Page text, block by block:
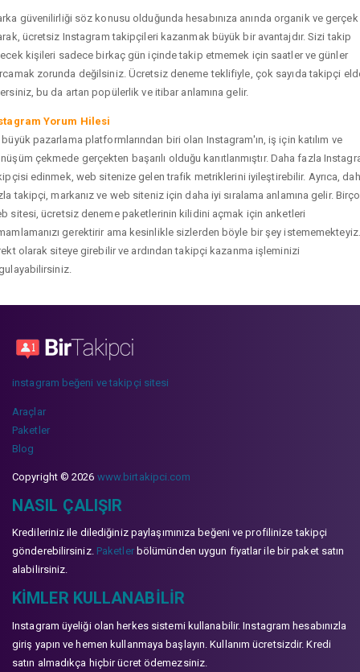
güvenilirliği söz konusu olduğunda hesabınıza anında organik ve gerçek
ücretsiz Instagram takipçileri kazanmak büyük bir avantajdır. Sizi takip
kişileri sadece birkaç gün içinde takip etmemek için saatler ve günler
zorunda değilsiniz. Ücretsiz deneme teklifiyle, çok sayıda takipçi
bu da artan popülerlik ve itibar anlamına gelir.
Yorum Hilesi
büyük pazarlama platformlarından biri olan Instagram'ın, iş için katılım ve
çekmede gerçekten başarılı olduğu kanıtlanmıştır. Daha fazla
edinmek, web sitenize gelen trafik metriklerini iyileştirebilir. Ayrıca,
takipçi, markanız ve web siteniz için daha iyi sıralama anlamına gelir.
sitesi, ücretsiz deneme paketlerinin kilidini açmak için anketleri
gerektirir ama kesinlikle sizlerden böyle bir şey istememekteyiz.
olarak siteye girebilir ve ardından takipçi kazanma işleminizi
instagram beğeni ve takipçi sitesi
Araçlar
Paketler
Blog
Copyright © 2026 www.birtakipci.com
NASIL ÇALIŞIR
Kredileriniz ile dilediğiniz paylaşımınıza beğeni ve profilinize takipçi
gönderebilirsiniz. Paketlerbölümünden uygun fiyatlar ile bir paket satın
alabilirsiniz.
KIMLER KULLANABILIR
Instagram üyeliği olan herkes sistemi kullanabilir. Instagram hesabınızla
giriş yapın ve hemen kullanmaya başlayın. Kullanım ücretsizdir. Kredi
satın almadıkça hiçbir ücret ödemezsiniz.